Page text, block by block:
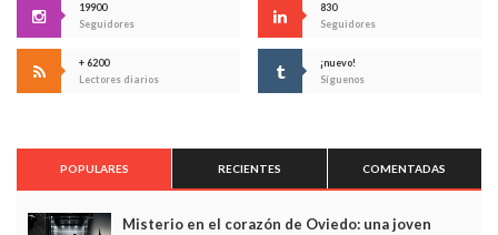
19900
Seguidores
830
Seguidores
+ 6200
Lectores diarios
¡nuevo!
Síguenos
POPULARES RECIENTES COMENTADAS
Misterio en el corazón de Oviedo: una joven